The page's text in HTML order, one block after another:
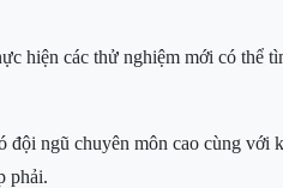
hiện các thử nghiệm mới có thể
đội ngũ chuyên môn cao cùng
phải.